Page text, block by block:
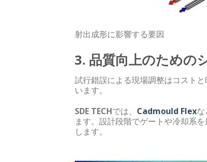
射出成形に影響する要因
3. 品質向上のための
試行錯誤による現場調整はコスト
います。
SDE TECHでは、 Cadmould Flex
ます。設計段階でゲートや冷却系
します。